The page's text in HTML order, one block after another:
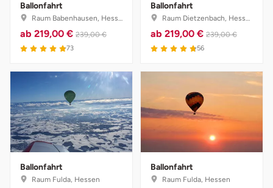
Ballonfahrt
Raum Babenhausen, Hessen
ab 219,00 € 239,00 €
73
Ballonfahrt
Raum Dietzenbach, Hessen
ab 219,00 € 239,00 €
56
Ballonfahrt
Raum Fulda, Hessen
Ballonfahrt
Raum Fulda, Hessen